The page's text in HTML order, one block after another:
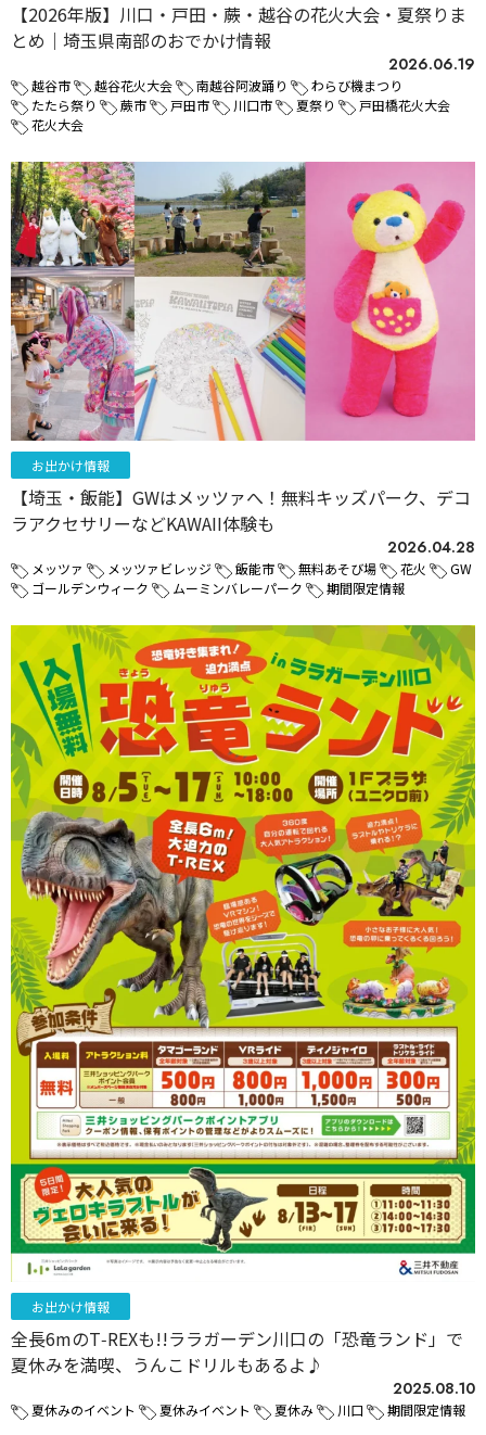
【2026年版】川口・戸田・蕨・越谷の花火大会・夏祭りま
とめ｜埼玉県南部のおでかけ情報
2026.06.19
越谷市 越谷花火大会 南越谷阿波踊り
わらび機まつり
たたら祭り
蕨市 戸田市 川口市 夏祭り
戸田橋花火大会
花火大会
お出かけ情報
【埼玉・飯能】GWはメッツァへ！無料キッズパーク、デコ
ラアクセサリーなどKAWAII体験も
2026.04.28
メッツァ メッツァビレッジ 飯能市 無料あそび場 花火
GW
ゴールデンウィーク
ムーミンバレーパーク 期間限定情報
お出かけ情報
全長6mのT‑REXも!!ララガーデン川口の「恐竜ランド」で
夏休みを満喫、うんこドリルもあるよ♪
2025.08.10
夏休みのイベント 夏休みイベント 夏休み 川口 期間限定情報